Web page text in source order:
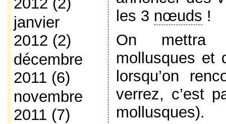
janvier
2012 (2)
décembre
2011 (6)
novembre
2011 (7)
les 3 nœuds !
On mettra
mollusques et
lorsqu’on
verrez, c’est
mollusques).